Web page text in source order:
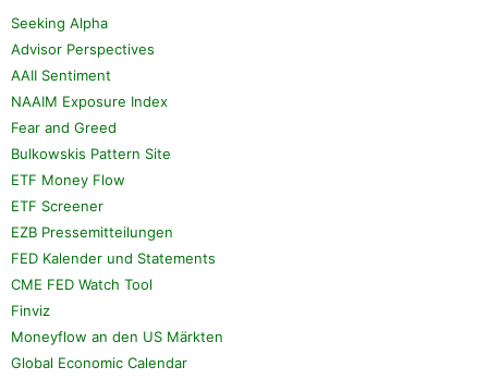
Seeking Alpha
Advisor Perspectives
AAII Sentiment
NAAIM Exposure Index
Fear and Greed
Bulkowskis Pattern Site
ETF Money Flow
ETF Screener
EZB Pressemitteilungen
FED Kalender und Statements
CME FED Watch Tool
Finviz
Moneyflow an den US Märkten
Global Economic Calendar